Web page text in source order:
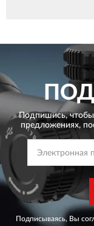
Подпишись,
предложениях,
Подписываясь, Вы